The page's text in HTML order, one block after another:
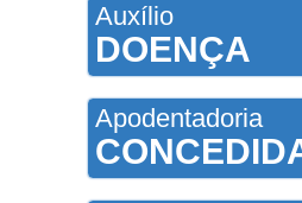
Auxílio
DOENÇA
Apodentadoria